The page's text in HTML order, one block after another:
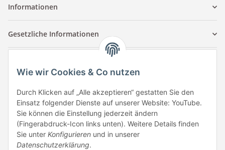
Informationen
Gesetzliche Informationen
Tuccar GmbH
Raum A-123
Anton-Kux-Str.2
41460 Neuss
E-Mail: info @ megaphonic.de
Kundenservice
Wie wir Cookies & Co nutzen
Durch Klicken auf „Alle akzeptieren“ gestatten Sie den
Einsatz folgender Dienste auf unserer Website: YouTube.
Sie können die Einstellung jederzeit ändern
(Fingerabdruck-Icon links unten). Weitere Details finden
Sie unter Konfigurieren und in unserer
Datenschutzerklärung.